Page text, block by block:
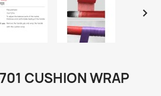

CUSHION WRAP